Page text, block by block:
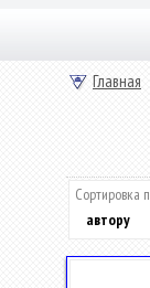
Главная
Сортировка
автору